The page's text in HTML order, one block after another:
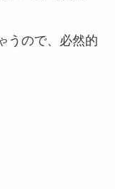
うので、必然的